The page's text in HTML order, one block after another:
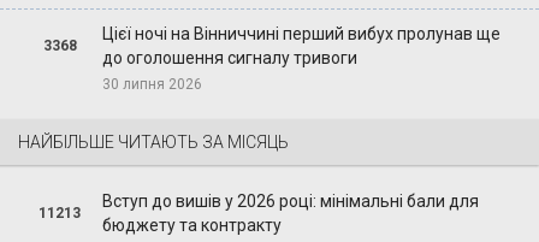
3368
Цієї ночі на Вінниччині перший вибух пролунав ще
до оголошення сигналу тривоги
30 липня 2026
НАЙБІЛЬШЕ ЧИТАЮТЬ ЗА МІСЯЦЬ
11213
Вступ до вишів у 2026 році: мінімальні бали для
бюджету та контракту